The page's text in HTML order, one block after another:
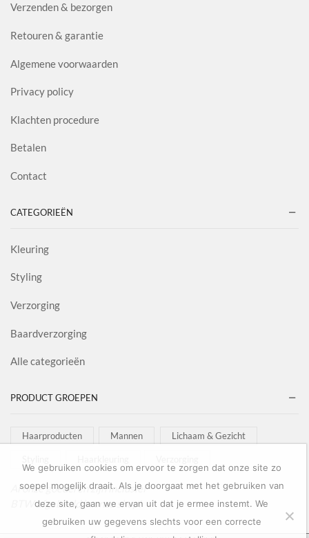
Verzenden & bezorgen
Retouren & garantie
Algemene voorwaarden
Privacy policy
Klachten procedure
Betalen
Contact
CATEGORIEËN
Kleuring
Styling
Verzorging
Baardverzorging
Alle categorieën
PRODUCT GROEPEN
Haarproducten Mannen Lichaam & Gezicht
Al onze goederen zijn inclusief
BTW afgebeeld in onze shop!
We gebruiken cookies om ervoor te zorgen dat onze site zo
soepel mogelijk draait. Als je doorgaat met het gebruiken van
deze site, gaan we ervan uit dat je ermee instemt. We
gebruiken uw gegevens slechts voor een correcte